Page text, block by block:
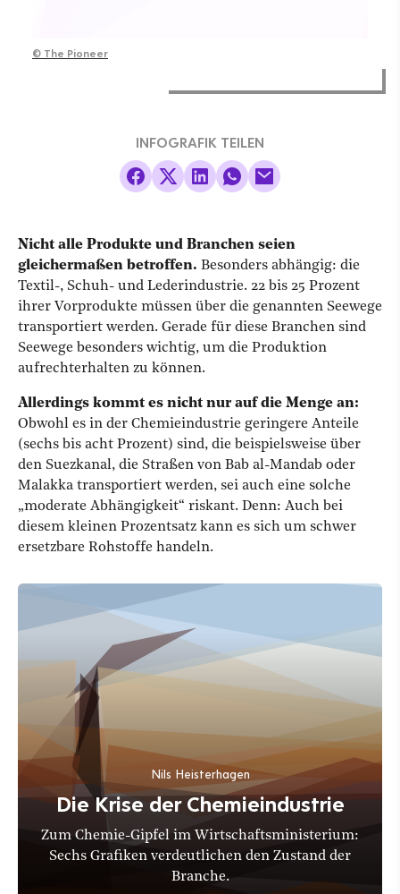
© The Pioneer
INFOGRAFIK TEILEN
Nicht alle Produkte und Branchen seien
gleichermaßen betroffen. Besonders abhängig: die
Textil-, Schuh- und Lederindustrie. 22 bis 25 Prozent
ihrer Vorprodukte müssen über die genannten Seewege
transportiert werden. Gerade für diese Branchen sind
Seewege besonders wichtig, um die Produktion
aufrechterhalten zu können.
Allerdings kommt es nicht nur auf die Menge an:
Obwohl es in der Chemieindustrie geringere Anteile
(sechs bis acht Prozent) sind, die beispielsweise über
den Suezkanal, die Straßen von Bab al-Mandab oder
Malakka transportiert werden, sei auch eine solche
„moderate Abhängigkeit“ riskant. Denn: Auch bei
diesem kleinen Prozentsatz kann es sich um schwer
ersetzbare Rohstoffe handeln.
Nils Heisterhagen
Die Krise der Chemieindustrie
Zum Chemie-Gipfel im Wirtschaftsministerium:
Sechs Grafiken verdeutlichen den Zustand der
Branche.